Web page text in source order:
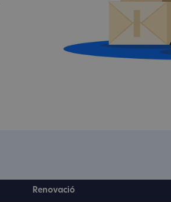
Renovació